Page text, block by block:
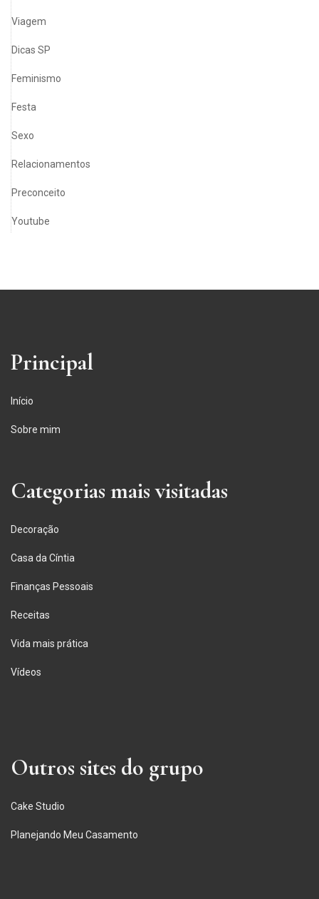
Viagem
Dicas SP
Feminismo
Festa
Sexo
Relacionamentos
Preconceito
Youtube
Principal
Início
Sobre mim
Categorias mais visitadas
Decoração
Casa da Cíntia
Finanças Pessoais
Receitas
Vida mais prática
Vídeos
Outros sites do grupo
Cake Studio
Planejando Meu Casamento